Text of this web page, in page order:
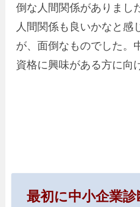
倒な人間関係がありまし
人間関係も良いかなと感
が、面倒なものでした。
資格に興味がある方に向
最初に中小企業